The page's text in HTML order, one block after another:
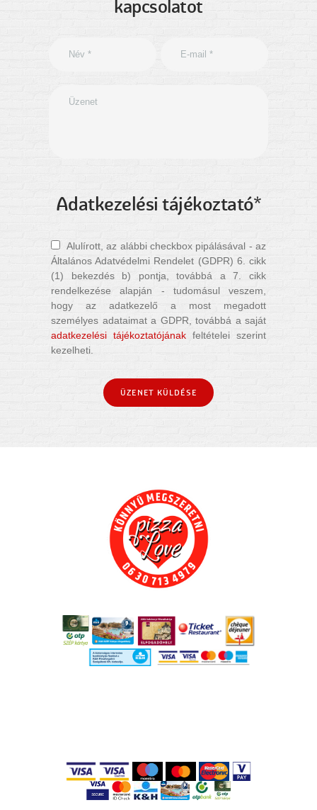
kapcsolatot
Adatkezelési tájékoztató*
Alulírott, az alábbi checkbox pipálásával - az
Általános Adatvédelmi Rendelet (GDPR) 6. cikk
(1) bekezdés b) pontja, továbbá a 7. cikk
rendelkezése alapján - tudomásul veszem,
hogy az adatkezelő a most megadott
személyes adataimat a GDPR, továbbá a saját
adatkezelési tájékoztatójának feltételei szerint
kezelheti.